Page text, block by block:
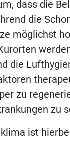
dass die
die
mög­lichst
die
zu
zu
ist